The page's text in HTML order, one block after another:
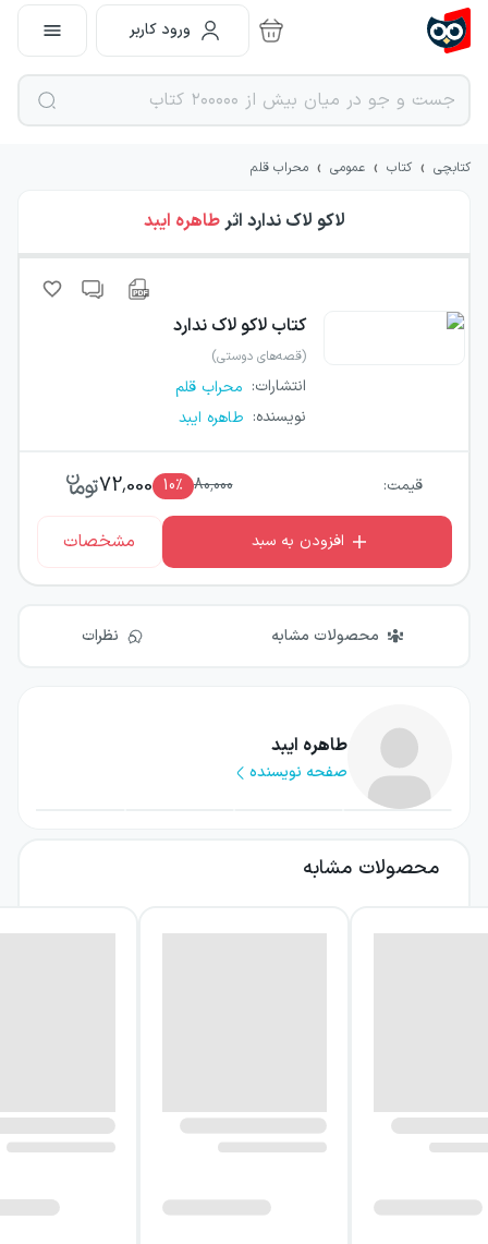
ورود کاربر
کتابچی › کتاب › عمومی › محراب قلم
لاکو لاک ندارد اثرطاهره ایبد
کتاب لاکو لاک ندارد
(قصه‌های دوستی)
انتشارات: محراب قلم
نویسنده: طاهره ایبد
قیمت: 80,000
10٪ 72,000
افزودن به سبد مشخصات
محصولات مشابه نظرات
طاهره ایبد
صفحه نویسنده
محصولات مشابه